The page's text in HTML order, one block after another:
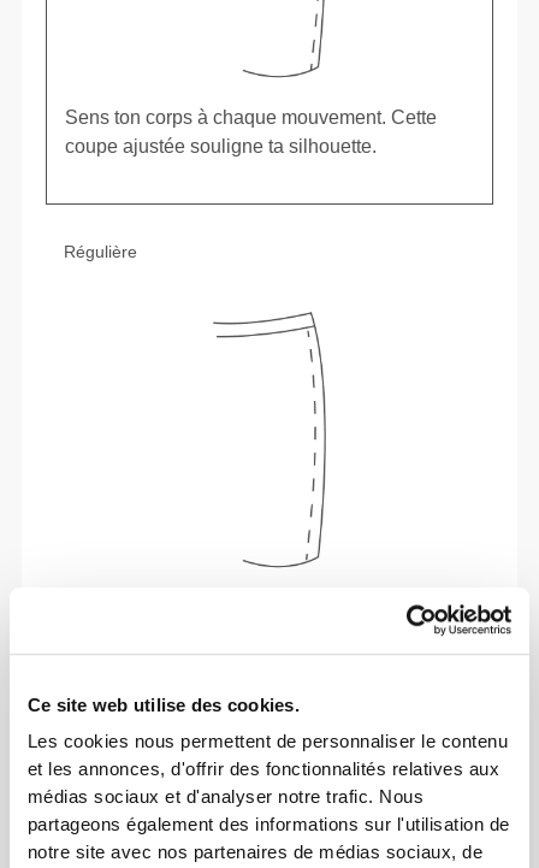
Ce site web utilise des cookies.
Les cookies nous permettent de personnaliser le contenu
et les annonces, d'offrir des fonctionnalités relatives aux
médias sociaux et d'analyser notre trafic. Nous
partageons également des informations sur l'utilisation de
notre site avec nos partenaires de médias sociaux, de
Sens ton corps à chaque mouvement. Cette
coupe ajustée souligne ta silhouette.
Régulière
Liberté de mouvement et confort au quotidien,
Ample